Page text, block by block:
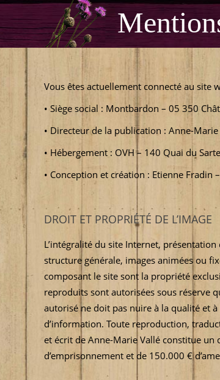
Vous êtes actuellement connecté au site
• Siège social : Montbardon – 05 350
• Directeur de la publication : Anne-Marie
• Hébergement : OVH – 140 Quai du
• Conception et création : Etienne Fradin –
DROIT ET PROPRIÉTÉ DE L’IMAGE
L’intégralité du site Internet,
structure générale, images animées ou
composant le site sont la propriété
reproduits sont autorisées sous réserve
autorisé ne doit pas nuire à la qualité et
d’information. Toute reproduction,
et écrit de Anne-Marie Vallé constitue
d’emprisonnement et de 150.000 €